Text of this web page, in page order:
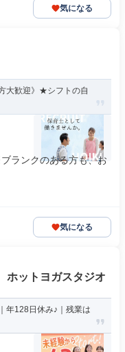
気になる
大歓迎》★シフトの自
ランクのある方も、お
気になる
ットヨガスタジオ
年128日休み♪｜残業は